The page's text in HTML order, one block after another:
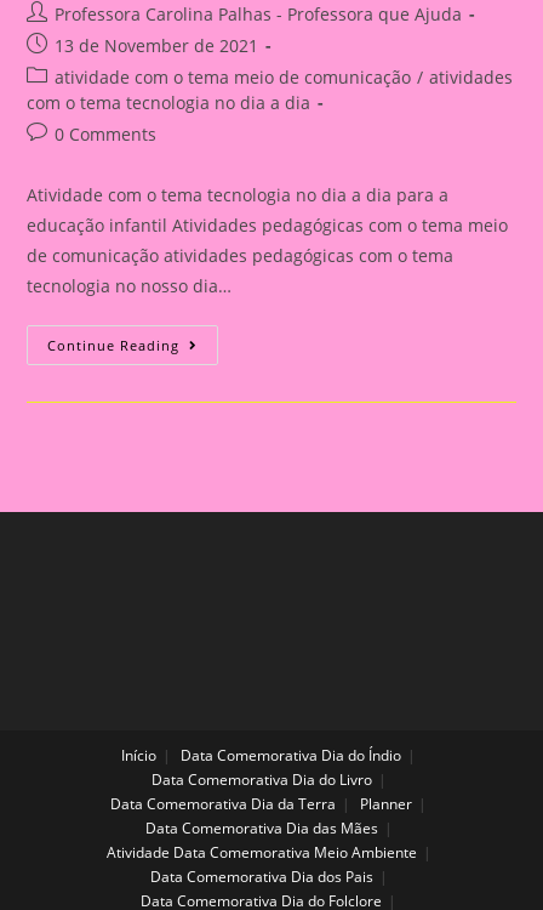
Post
author:
Professora Carolina Palhas - Professora que Ajuda
Post
published:
13 de November de 2021
Post
category:
atividade com o tema meio de comunicação / atividades
com o tema tecnologia no dia a dia
Post0 Comments
Atividade com o tema tecnologia no dia a dia para a
educação infantil Atividades pedagógicas com o tema meio
de comunicação atividades pedagógicas com o tema
tecnologia no nosso dia…
Continue Reading Atividade
Com
Tema
Início
Data Comemorativa Dia do Índio
Data Comemorativa Dia do Livro
Data Comemorativa Dia da Terra
Planner
Data Comemorativa Dia das Mães
Atividade Data Comemorativa Meio Ambiente
Data Comemorativa Dia dos Pais
Data Comemorativa Dia do Folclore